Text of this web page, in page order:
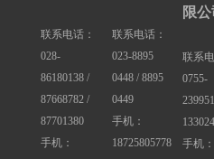
联系电话：
028-
86180138 /
87668782 /
87701380
手机：
联系电话：
023-8895
0448 / 8895
0449
手机：
18725805778
限公
联系
0755-
手机：